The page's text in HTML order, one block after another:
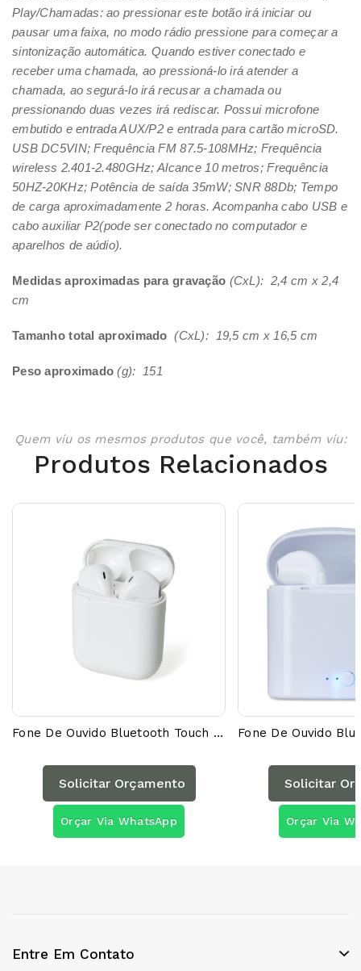
Play/Chamadas: ao pressionar este botão irá iniciar ou
pausar uma faixa, no modo rádio pressione para começar a
sintonização automática. Quando estiver conectado e
receber uma chamada, ao pressioná-lo irá atender a
chamada, ao segurá-lo irá recusar a chamada ou
pressionando duas vezes irá rediscar. Possui microfone
embutido e entrada AUX/P2 e entrada para cartão microSD.
USB DC5VIN; Frequência FM 87.5-108MHz; Frequência
wireless 2.401-2.480GHz; Alcance 10 metros; Frequência
50HZ-20KHz; Potência de saída 35mW; SNR 88Db; Tempo
de carga aproximadamente 2 horas. Acompanha cabo USB e
cabo auxiliar P2(pode ser conectado no computador e
aparelhos de aúdio).
Medidas aproximadas para gravação (CxL): 2,4 cm x 2,4
cm
Tamanho total aproximado (CxL): 19,5 cm x 16,5 cm
Peso aproximado (g): 151
Quem viu os mesmos produtos que você, também viu:
Produtos Relacionados
Fone De Ouvido Bluetooth Touch Com Case Carregador Brilhante 18596AG
Solicitar Orçamento
Orçar Via WhatsApp
Solicitar
Orçar Via
Entre Em Contato